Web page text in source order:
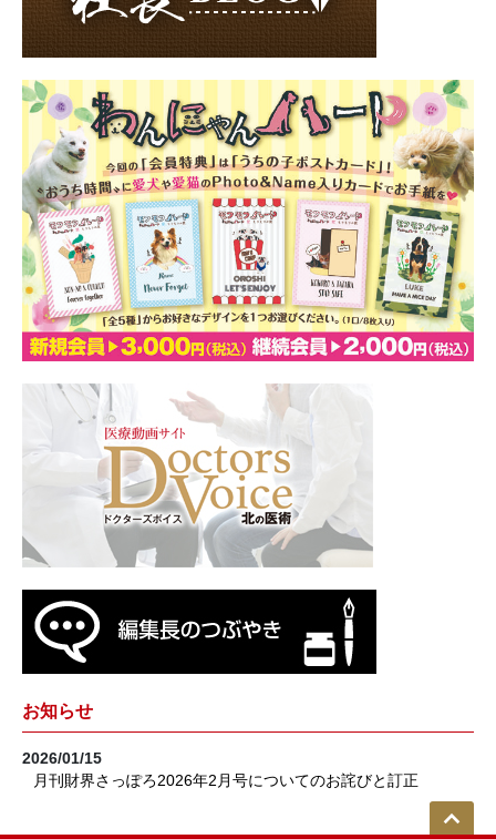
お知らせ
2026/01/15
月刊財界さっぽろ2026年2月号についてのお詫びと訂正